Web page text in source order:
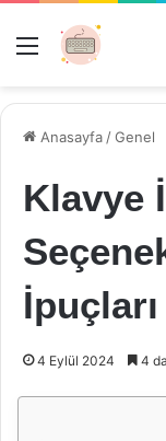
Menü
Anasayfa /Genel
Klavye
İpuçları
4 Eylül 2024 4